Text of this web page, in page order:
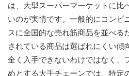
は、大型スーパーマーケットに比
いのが実情です。一般的にコンビ
スに全国的な売れ筋商品を並べる
されている商品は選ばれにくい傾
全く入手できないわけではなく、
めとする大手チェーンでは、特定